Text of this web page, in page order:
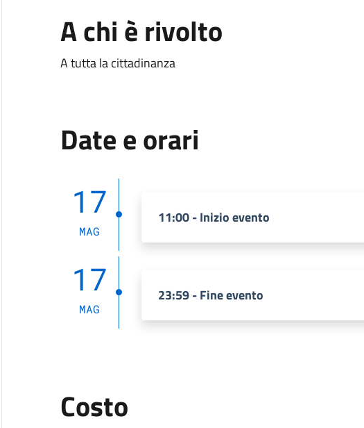
A chi è rivolto
A tutta la cittadinanza
Date e orari
17
MAG
11:00 - Inizio evento
17
MAG
23:59 - Fine evento
Costo